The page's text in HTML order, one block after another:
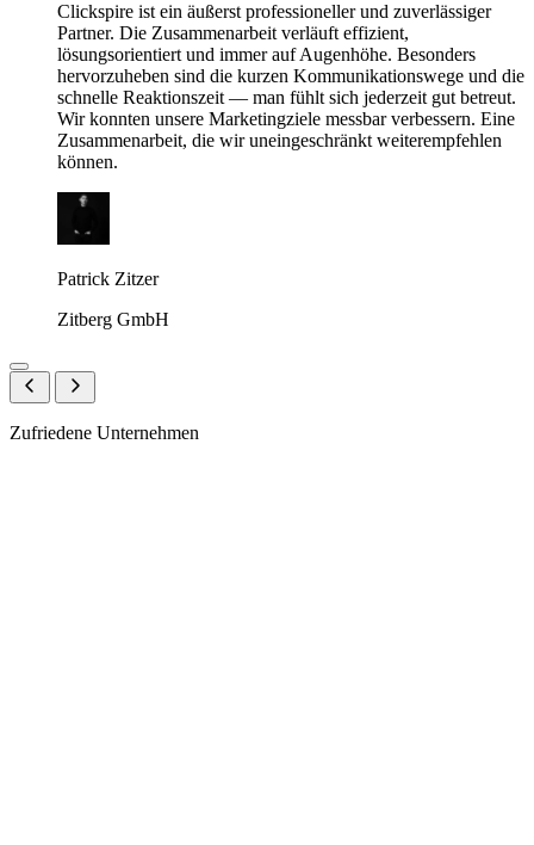
Clickspire ist ein äußerst professioneller und zuverlässiger
Partner. Die Zusammenarbeit verläuft effizient,
lösungsorientiert und immer auf Augenhöhe. Besonders
hervorzuheben sind die kurzen Kommunikationswege und die
schnelle Reaktionszeit — man fühlt sich jederzeit gut betreut.
Wir konnten unsere Marketingziele messbar verbessern. Eine
Zusammenarbeit, die wir uneingeschränkt weiterempfehlen
können.
Patrick Zitzer
Zitberg GmbH
Zufriedene Unternehmen